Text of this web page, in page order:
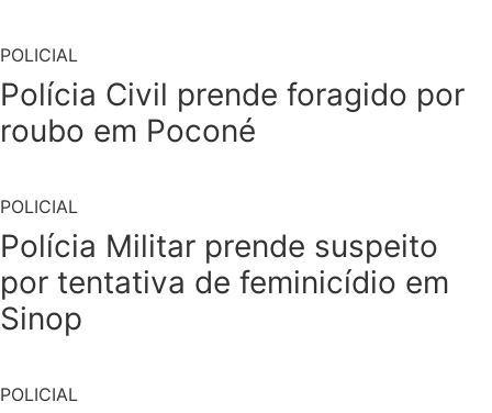
POLICIAL
Polícia Civil prende foragido por
roubo em Poconé
POLICIAL
Polícia Militar prende suspeito
por tentativa de feminicídio em
Sinop
POLICIAL